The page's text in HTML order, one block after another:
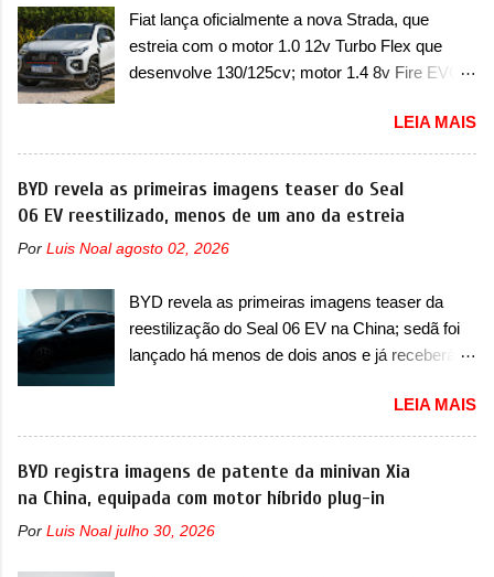
vendas em 1994 foram o Renault R19 que
vinha em 3 versões de carroceria, sendo duas
do hatch e o sedan, a famosa Kia Besta, o Vol...
dois problemas. O primeiro deles será uma
atualização do software do módulo de controle
da bateria (AHCP e HCP). Para alguns veículos
verificação e, se necessário, a substituição do
motor do ventilador HVAC (aquecimento,
ventilação e ar-condicionado). A marca também
confirmou que “foi identificada a possibilidade de
uma sobrecarga do microprocessador do
poderá causar a perda de força motriz,
requerendo a atualização do software do
modulo de...
Fiat lança oficialmente a nova Strada, que
estreia com o motor 1.0 12v Turbo Flex que
desenvolve 130/125cv; motor 1.4 8v Fire EVO
oficialmente a nova Strada, que aparece com
mudanças visuais e com uma nova opção de
motor. Depois da picape compacta receber o
câmbio automático CVT no ano passado, a Fiat
motor 1.0 12v Turbo Flex, conhecido como
Strada soube ser mutável com avanços
importantes que a concorrência nunca
conseguiu acompanhar e agora ela abre uma
T200, que estreou nos irmãos Pulse e
Fastback. "A Fiat Strada é mais do que uma
picape, é uma verdadeira revolução no
mercado automotivo. Há alguns anos era
improvável pensar que uma picape chagaria ao
LEIA MAIS
BYD revela as primeiras imagens teaser do Seal
06 EV reestilizado, menos de um ano da estreia
Por Luis Noal agosto 02, 2026
BYD revela as primeiras imagens teaser da
reestilização do Seal 06 EV na China; sedã foi
lançado há menos de dois anos e já receberá a
primeiras imagens teaser de uma mudança
visual para um dos seus menores sedãs
elétricos na China, pertencente à linha Ocean.
Trata-se do Seal 06 EV, lançado no segundo
semestre de 2025. Sim, há menos de um ano.
O modelo agora passará a ser vendido com
LEIA MAIS
BYD registra imagens de patente da minivan Xia
na China, equipada com motor híbrido plug-in
Por Luis Noal julho 30, 2026